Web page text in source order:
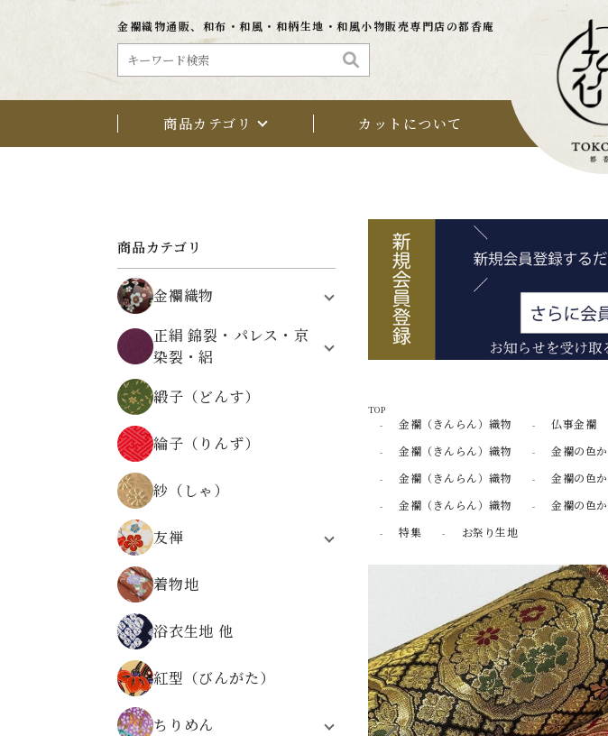
金襴織物通販、和布・和風・和柄生地・和風小物販売専門店の都香庵
商品カテゴリ カットについて
TOP
金襴（きんらん）織物
仏事金襴
金襴（きんらん）織物
金襴の色
金襴（きんらん）織物
金襴の色
金襴（きんらん）織物
金襴の色
特集
お祭り生地
商品カテゴリ
金襴織物
植物文様
鳥・動物・昆虫文様
架空の文様
自然・風景文様
器物文様
物語・人物・文字文様
時代の文様
縞・格子・割付・幾何学文様
仏事金襴
その他の文様
無金の金襴
無地系金襴
その他の文様
広幅金襴
正絹金襴
金襴の色から選ぶ
正絹 錦裂・パレス・京
染裂・絽
正絹 錦裂（にしきぎれ）
正絹 パレス
正絹 京染裂
正絹 絽
緞子（どんす）
綸子（りんず）
紗（しゃ）
友禅
合繊友禅
正絹友禅
合繊友禅 パネル柄
友禅
着物地
浴衣生地 他
紅型（びんがた）
ちりめん